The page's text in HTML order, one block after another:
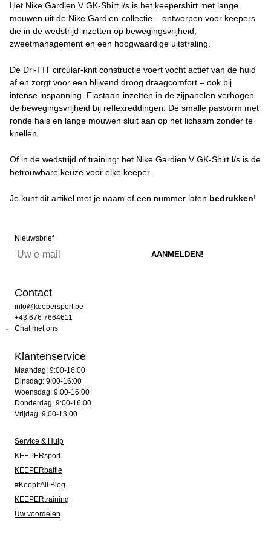
Het Nike Gardien V GK-Shirt l/s is het keepershirt met lange
mouwen uit de Nike Gardien-collectie – ontworpen voor keepers
die in de wedstrijd inzetten op bewegingsvrijheid,
zweetmanagement en een hoogwaardige uitstraling.
De Dri-FIT circular-knit constructie voert vocht actief van de huid
af en zorgt voor een blijvend droog draagcomfort – ook bij
intense inspanning. Elastaan-inzetten in de zijpanelen verhogen
de bewegingsvrijheid bij reflexreddingen. De smalle pasvorm met
ronde hals en lange mouwen sluit aan op het lichaam zonder te
knellen.
Of in de wedstrijd of training: het Nike Gardien V GK-Shirt l/s is de
betrouwbare keuze voor elke keeper.
Je kunt dit artikel met je naam of een nummer laten bedrukken!
Nieuwsbrief
Contact
info@keepersport.be
+43 676 7664611
Chat met ons
Klantenservice
Maandag: 9:00-16:00
Dinsdag: 9:00-16:00
Woensdag: 9:00-16:00
Donderdag: 9:00-16:00
Vrijdag: 9:00-13:00
Service & Hulp
KEEPERsport
KEEPERbattle
#KeepItAll Blog
KEEPERtraining
Uw voordelen